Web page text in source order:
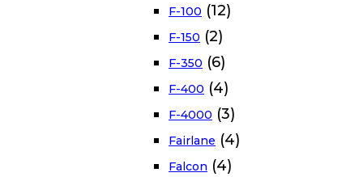
F-100 (12)
F-150 (2)
F-350 (6)
F-400 (4)
F-4000 (3)
Fairlane (4)
Falcon (4)